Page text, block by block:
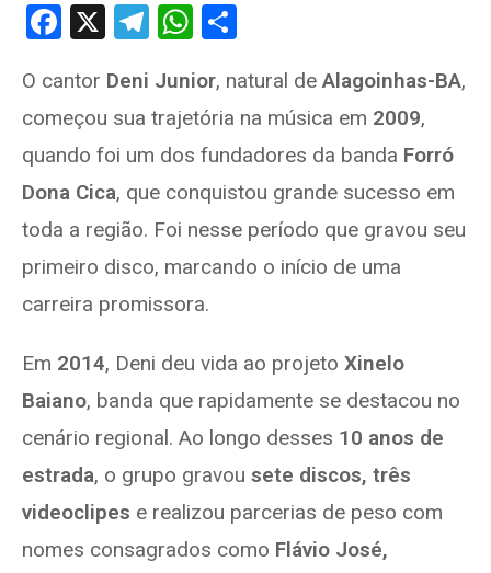
F
ce
b
o
o
k
X
T
e
gr
a
m
W
at
s
A
p
p
ar
e
O cantor Deni Junior, natural deAlagoinhas-BA,
começou sua trajetória na música em 2009,
quando foi um dos fundadores da banda Forró
Dona Cica, que conquistou grande sucesso em
toda a região. Foi nesse período que gravou seu
primeiro disco, marcando o início de uma
carreira promissora.
Em 2014, Deni deu vida ao projeto Xinelo
Baiano, banda que rapidamente se destacou no
cenário regional. Ao longo desses 10 anos de
estrada, o grupo gravou sete discos, três
videoclipes e realizou parcerias de peso com
nomes consagrados como Flávio José,